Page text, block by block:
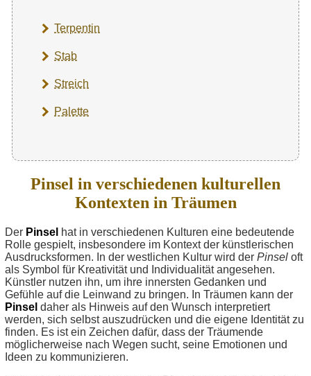
Terpentin
Stab
Streich
Palette
Pinsel in verschiedenen kulturellen
Kontexten in Träumen
Der Pinsel hat in verschiedenen Kulturen eine bedeutende
Rolle gespielt, insbesondere im Kontext der künstlerischen
Ausdrucksformen. In der westlichen Kultur wird der Pinsel oft
als Symbol für Kreativität und Individualität angesehen.
Künstler nutzen ihn, um ihre innersten Gedanken und
Gefühle auf die Leinwand zu bringen. In Träumen kann der
Pinsel daher als Hinweis auf den Wunsch interpretiert
werden, sich selbst auszudrücken und die eigene Identität zu
finden. Es ist ein Zeichen dafür, dass der Träumende
möglicherweise nach Wegen sucht, seine Emotionen und
Ideen zu kommunizieren.